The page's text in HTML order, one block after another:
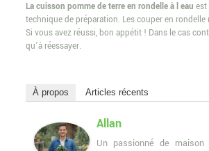
La cuisson pomme de terre en rondelle à l eau est
technique de préparation. Les couper en rondelle
Si vous avez réussi, bon appétit ! Dans le cas
qu’à réessayer.
À propos Articles récents
Allan
Un passionné de